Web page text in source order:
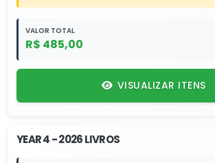
VALOR TOTAL
R$ 485,00
VISUALIZAR ITENS
YEAR 4 - 2026 LIVROS